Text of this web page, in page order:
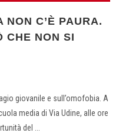
NON C’È PAURA.
CHE NON SI
giovanile e sull’omofobia. A
media di Via Udine, alle ore
del ...